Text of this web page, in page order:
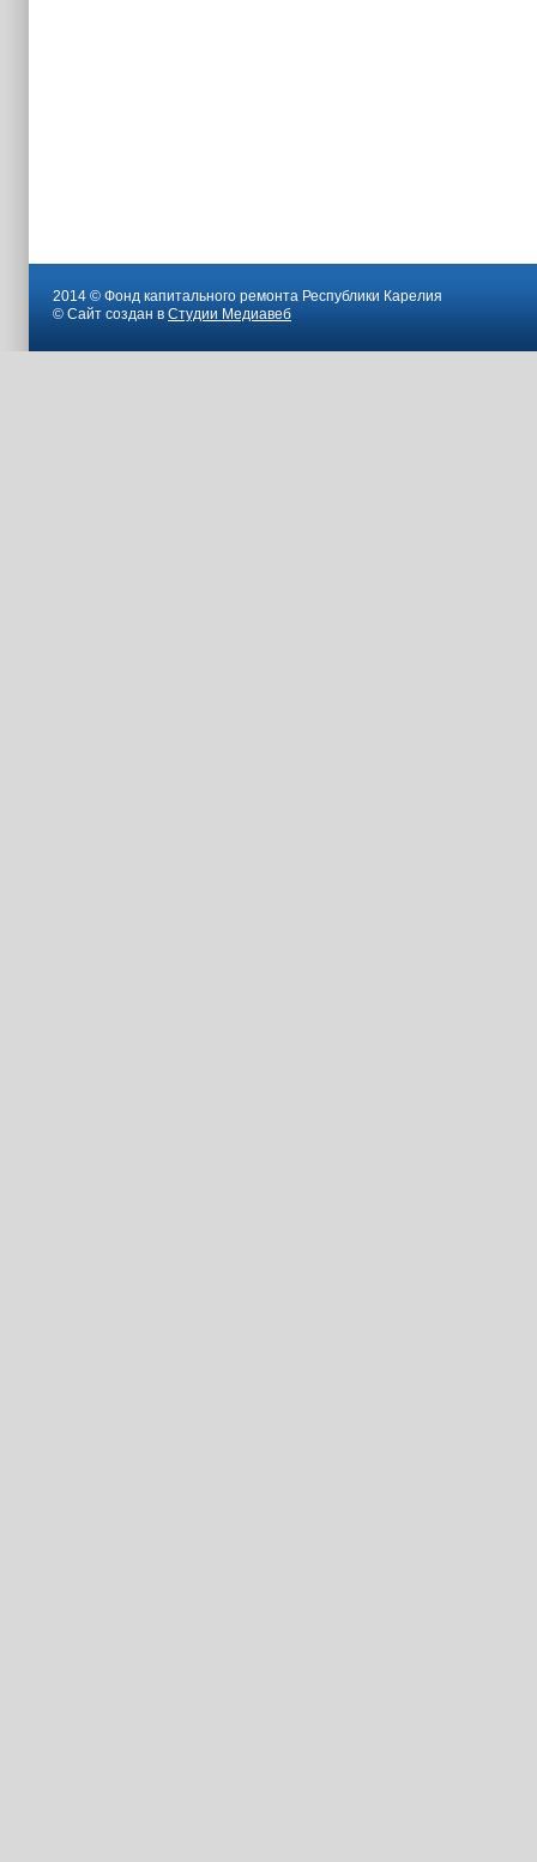
2014 © Фонд капитального ремонта Республики Карелия
© Сайт создан в Студии Медиавеб